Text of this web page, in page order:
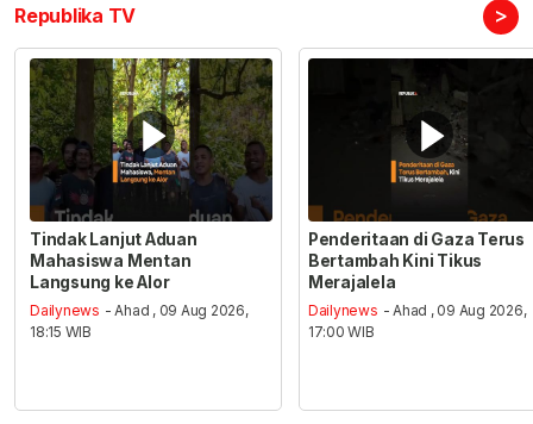
Republika TV >
Tindak Lanjut Aduan
Mahasiswa Mentan
Langsung ke Alor
Dailynews - Ahad , 09 Aug 2026,
18:15 WIB
Penderitaan di Gaza Terus
Bertambah Kini Tikus
Merajalela
Dailynews - Ahad , 09 Aug 2026,
17:00 WIB